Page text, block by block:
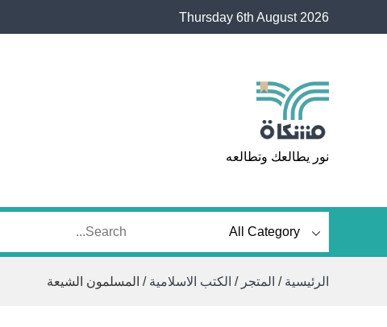
Thursday 6th August 2026
مشكاة
نور يطالعك وتطالعه
الرئيسية / المتجر / الكتب الاسلامية / المسلمون الشيعة